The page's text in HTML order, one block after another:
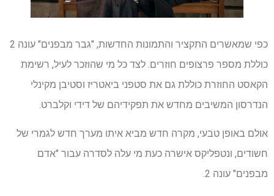
כפי שמאשרים התקציר והתמונות החדשות, "גבר מבפנים" עונה 2
כוללת מספר פרצופים חוזרים. לצד כל מי שהוזכר לעיל, רשימת
הקאסט החוזרת כוללת גם את סטפני ביאטריז וסטיבן מקינלי
הנדרסון המשיבים מחדש את תפקידיהם של דידי וקלברט.
אולם באופן טבעי, מקרה חדש מביא איתו מערך חדש לגמרי של
חשודים, ונטפליקס אישרה כעת מי עלה לסדרה עבור "אדם
מבפנים" עונה 2.